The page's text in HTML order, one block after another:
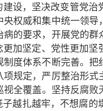
设，坚决改变管党治
央权威和集中统一领
病的要求，开展党的群
加坚定、党性更加
度体系不断完善。
项规定，严厉整治形式
视全覆盖。坚持反腐败
子越扎越牢，不想腐的